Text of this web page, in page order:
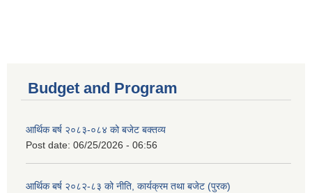
Budget and Program
आर्थिक बर्ष २०८३-०८४ को बजेट बक्तव्य
Post date: 06/25/2026 - 06:56
आर्थिक बर्ष २०८२-८३ को नीति, कार्यक्रम तथा बजेट (पुरक)